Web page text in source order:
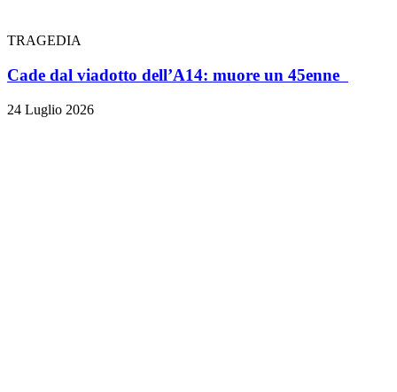
TRAGEDIA
Cade dal viadotto dell’A14: muore un 45enne
24 Luglio 2026